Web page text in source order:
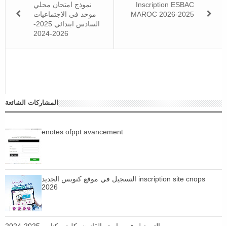
Inscription ESBAC
MAROC 2026-2025
نموذج امتحان محلي
موحد في الاجتماعيات
السادس ابتدائي 2025-
2026-2024
المشاركات الشائعة
enotes ofppt avancement
التسجيل في موقع كنوبس الجديد inscription site cnops
2026